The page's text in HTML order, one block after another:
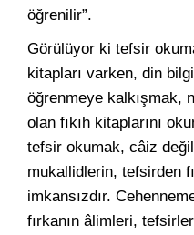
öğrenilir”.
Görülüyor ki tefsir
kitapları varken, din
öğrenmeye kalkışmak,
olan fıkıh kitaplarını
tefsir okumak, câiz
mukallidlerin, tefsirden
imkansızdır.
fırkanın âlimleri,